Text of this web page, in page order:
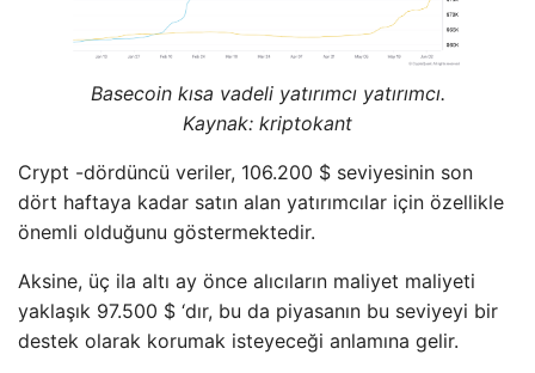
Basecoin kısa vadeli yatırımcı yatırımcı.
Kaynak: kriptokant
Crypt -dördüncü veriler, 106.200 $ seviyesinin son
dört haftaya kadar satın alan yatırımcılar için özellikle
önemli olduğunu göstermektedir.
Aksine, üç ila altı ay önce alıcıların maliyet maliyeti
yaklaşık 97.500 $ ‘dır, bu da piyasanın bu seviyeyi bir
destek olarak korumak isteyeceği anlamına gelir.